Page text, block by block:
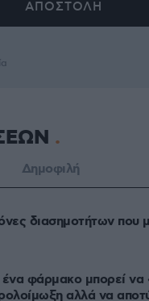
Δημοφιλή
διασημοτήτων που
ένα φάρμακο μπορεί να
αλλά να